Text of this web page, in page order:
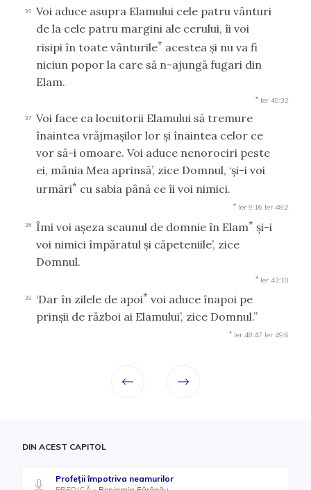
36
Voi aduce asupra Elamului cele patru vânturi
de la cele patru margini ale cerului, îi voi
risipi în toate vânturile* acestea şi nu va fi
niciun popor la care să n-ajungă fugari din
Elam.
* Ier 49:32
37
Voi face ca locuitorii Elamului să tremure
înaintea vrăjmaşilor lor şi înaintea celor ce
vor să-i omoare. Voi aduce nenorociri peste
ei, mânia Mea aprinsă’, zice Domnul, ‘şi-i voi
urmări* cu sabia până ce îi voi nimici.
* Ier 9:16 Ier 48:2
38 Îmi voi aşeza scaunul de domnie în Elam* şi-i
voi nimici împăratul şi căpeteniile’, zice
Domnul.
* Ier 43:10
39 ‘Dar în zilele de apoi* voi aduce înapoi pe
prinşii de război ai Elamului’, zice Domnul.”
* Ier 48:47 Ier 49:6
DIN ACEST CAPITOL
Profeții împotriva neamurilor